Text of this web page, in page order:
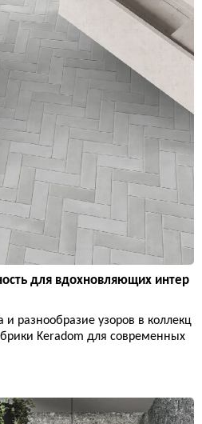
для вдохновляющих интер
и разнообразие узоров в коллекц
Keradom для современных